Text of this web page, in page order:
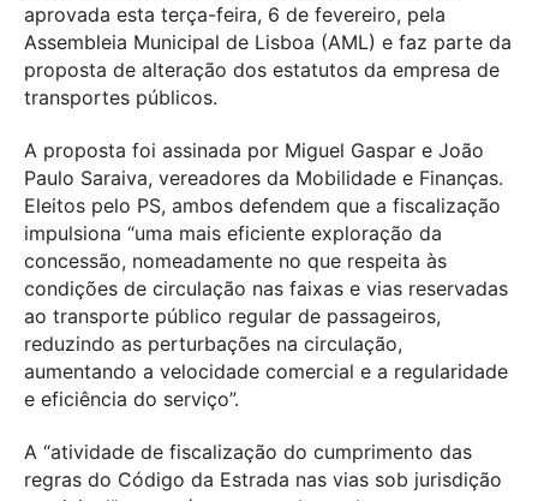
aprovada esta terça-feira, 6 de fevereiro, pela
Assembleia Municipal de Lisboa (AML) e faz parte da
proposta de alteração dos estatutos da empresa de
transportes públicos.
A proposta foi assinada por Miguel Gaspar e João
Paulo Saraiva, vereadores da Mobilidade e Finanças.
Eleitos pelo PS, ambos defendem que a fiscalização
impulsiona “uma mais eficiente exploração da
concessão, nomeadamente no que respeita às
condições de circulação nas faixas e vias reservadas
ao transporte público regular de passageiros,
reduzindo as perturbações na circulação,
aumentando a velocidade comercial e a regularidade
e eficiência do serviço”.
A “atividade de fiscalização do cumprimento das
regras do Código da Estrada nas vias sob jurisdição